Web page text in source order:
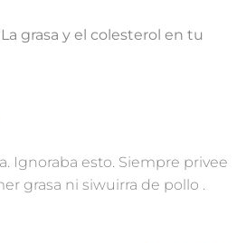
grasa y el colesterol en tu
Ignoraba esto. Siempre privee
grasa ni siwuirra de pollo .